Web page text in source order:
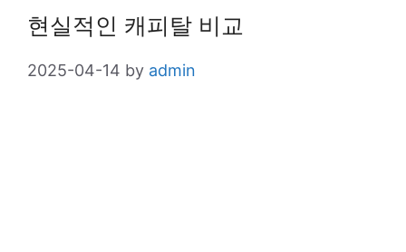
현실적인 캐피탈 비교
2025-04-14 by admin